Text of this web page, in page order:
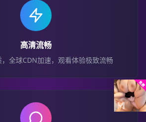
高清流畅
全球CDN加速，观看体验极致流畅